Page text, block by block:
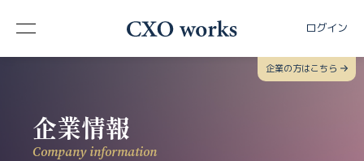
ログイン
企業の方はこちら
企業情報
Company information